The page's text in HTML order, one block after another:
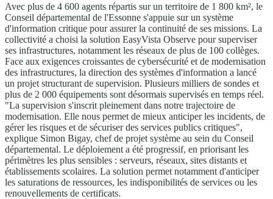
Avec plus de 4 600 agents répartis sur un territoire de 1 800 km², le
Conseil départemental de l'Essonne s'appuie sur un système
d'information critique pour assurer la continuité de ses missions. La
collectivité a choisi la solution EasyVista Observe pour superviser
ses infrastructures, notamment les réseaux de plus de 100 collèges.
Face aux exigences croissantes de cybersécurité et de modernisation
des infrastructures, la direction des systèmes d'information a lancé
un projet structurant de supervision. Plusieurs milliers de sondes et
plus de 2 000 équipements sont désormais supervisés en temps réel.
"La supervision s'inscrit pleinement dans notre trajectoire de
modernisation. Elle nous permet de mieux anticiper les incidents, de
gérer les risques et de sécuriser des services publics critiques",
explique Simon Bigay, chef de projet système au sein du Conseil
départemental. Le déploiement a été progressif, en priorisant les
périmètres les plus sensibles : serveurs, réseaux, sites distants et
établissements scolaires. La solution permet notamment d'anticiper
les saturations de ressources, les indisponibilités de services ou les
renouvellements de certificats.